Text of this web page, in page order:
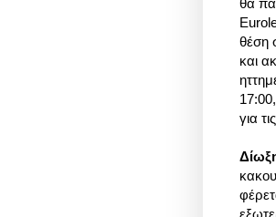
θα
θέση
και
για